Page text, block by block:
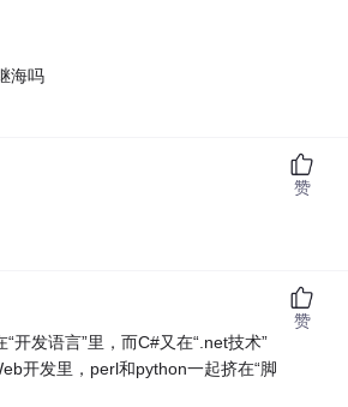
海吗
赞
开发语言”里，而C#又在“.net技术”
开发里，perl和python一起挤在“脚
赞